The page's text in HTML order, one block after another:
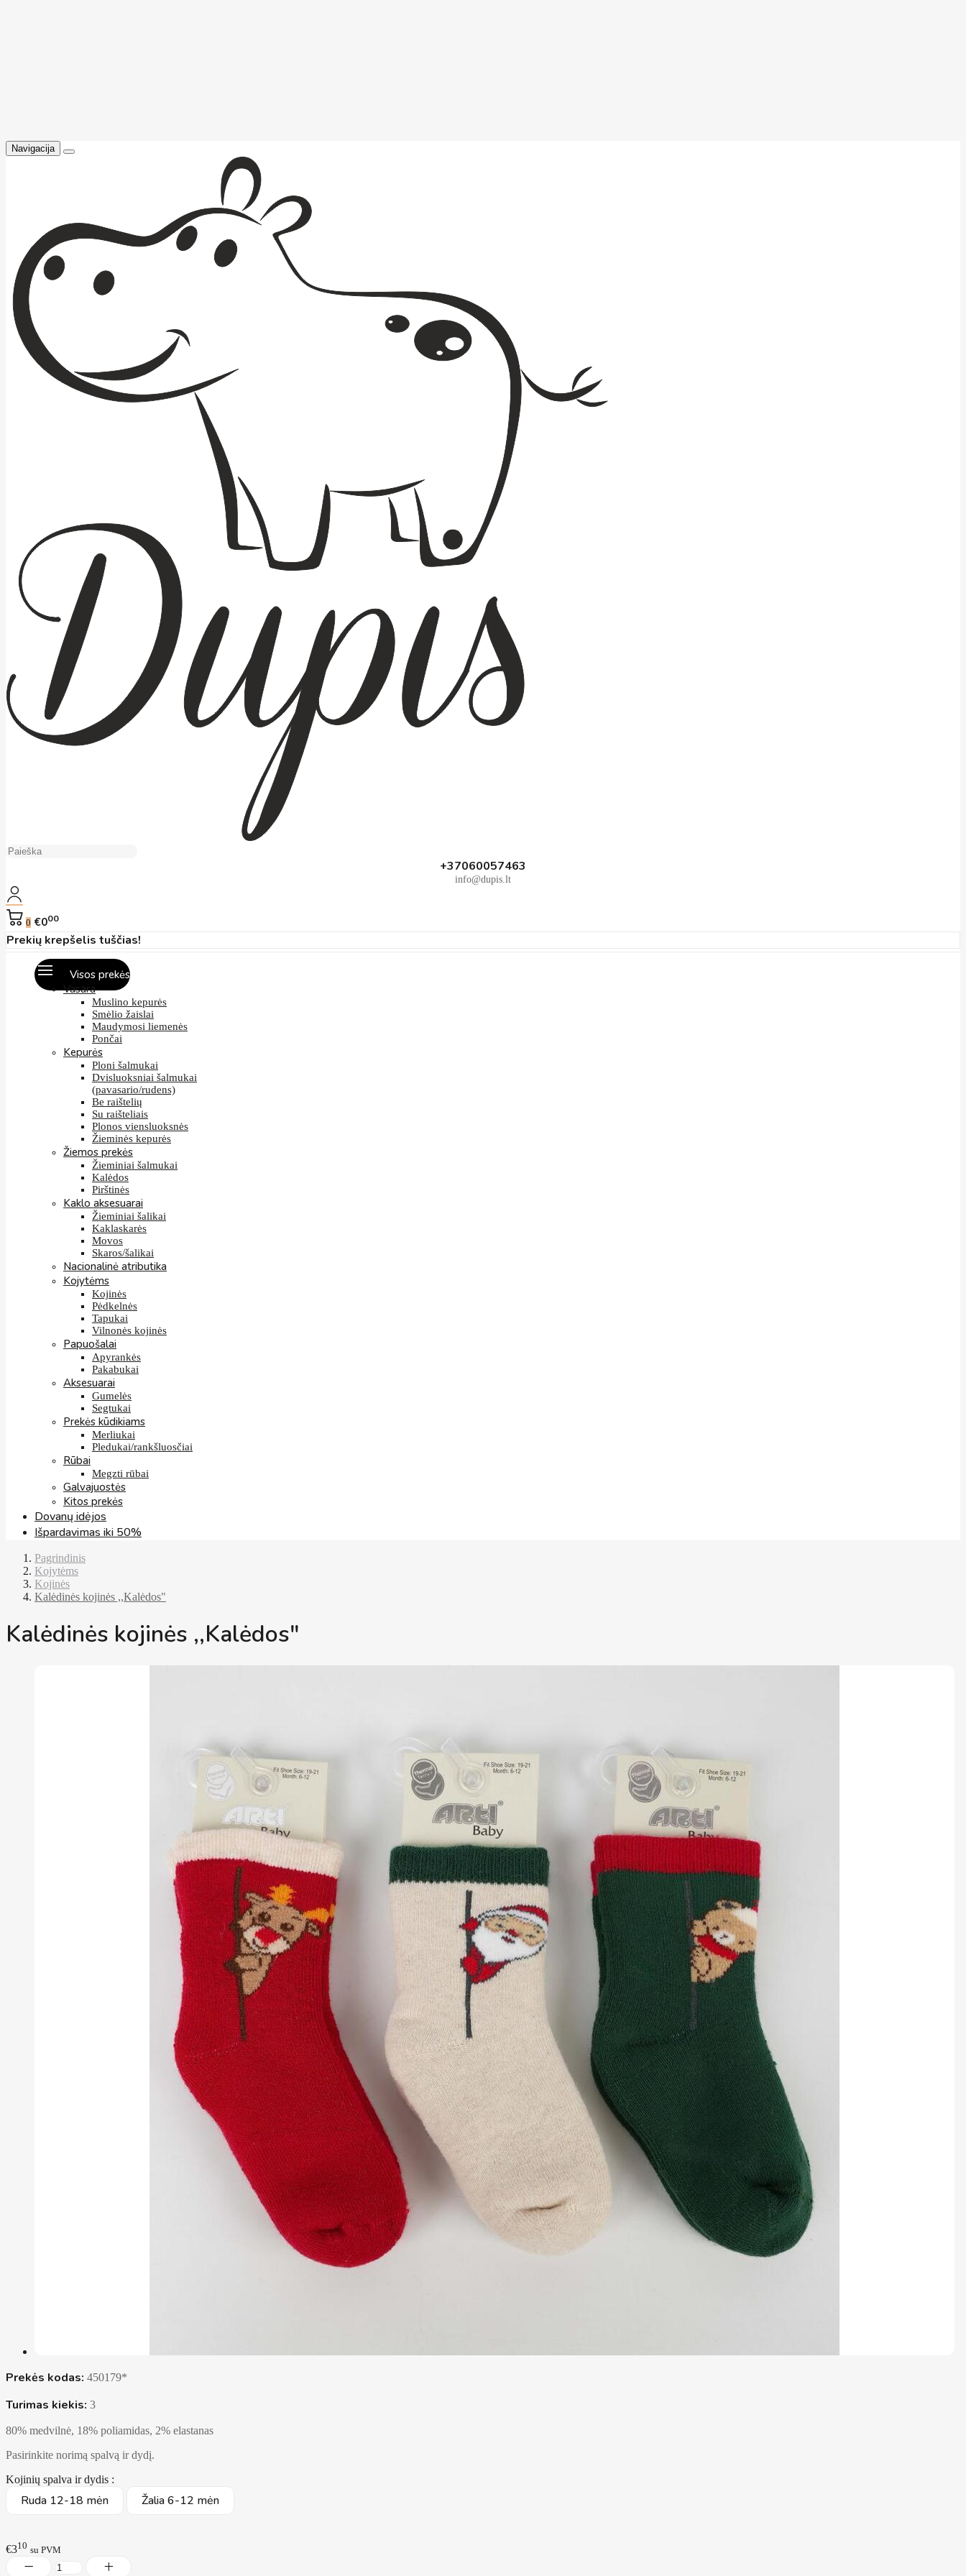
Navigacija
+37060057463
info@dupis.lt
0 €000
Prekių krepšelis tuščias!
Visos prekės
Vasara
Muslino kepurės
Smėlio žaislai
Maudymosi liemenės
Pončai
Kepurės
Ploni šalmukai
Dvisluoksniai šalmukai
(pavasario/rudens)
Be raištelių
Su raišteliais
Plonos viensluoksnės
Žieminės kepurės
Žiemos prekės
Žieminiai šalmukai
Kalėdos
Pirštinės
Kaklo aksesuarai
Žieminiai šalikai
Kaklaskarės
Movos
Skaros/šalikai
Nacionalinė atributika
Kojytėms
Kojinės
Pėdkelnės
Tapukai
Vilnonės kojinės
Papuošalai
Apyrankės
Pakabukai
Aksesuarai
Gumelės
Segtukai
Prekės kūdikiams
Merliukai
Pledukai/rankšluosčiai
Rūbai
Megzti rūbai
Galvajuostės
Kitos prekės
Dovanų idėjos
Išpardavimas iki 50%
Pagrindinis
Kojytėms
Kojinės
Kalėdinės kojinės ,,Kalėdos"
Kalėdinės kojinės ,,Kalėdos"
Prekės kodas: 450179*
Turimas kiekis: 3
80% medvilnė, 18% poliamidas, 2% elastanas
Pasirinkite norimą spalvą ir dydį.
Kojinių spalva ir dydis :
Ruda 12-18 mėn Žalia 6-12 mėn
€310 su PVM